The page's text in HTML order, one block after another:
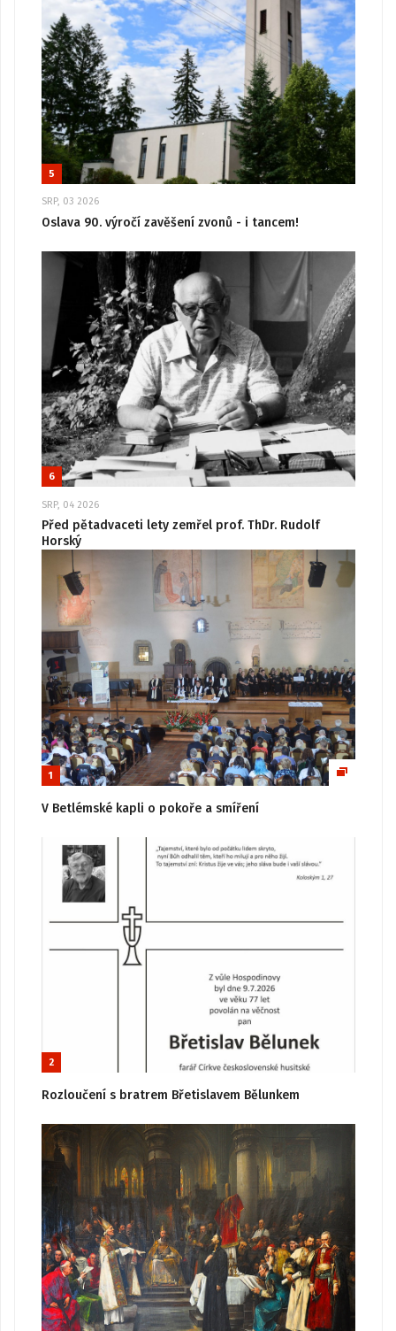
5
SRP, 03 2026
Oslava 90. výročí zavěšení zvonů - i tancem!
6
SRP, 04 2026
Před pětadvaceti lety zemřel prof. ThDr. Rudolf
Horský
1
V Betlémské kapli o pokoře a smíření
2
Rozloučení s bratrem Břetislavem Bělunkem